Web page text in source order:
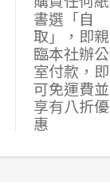
書選「自
取」，即親
臨本社辦公
室付款，即
可免運費並
享有八折優
惠